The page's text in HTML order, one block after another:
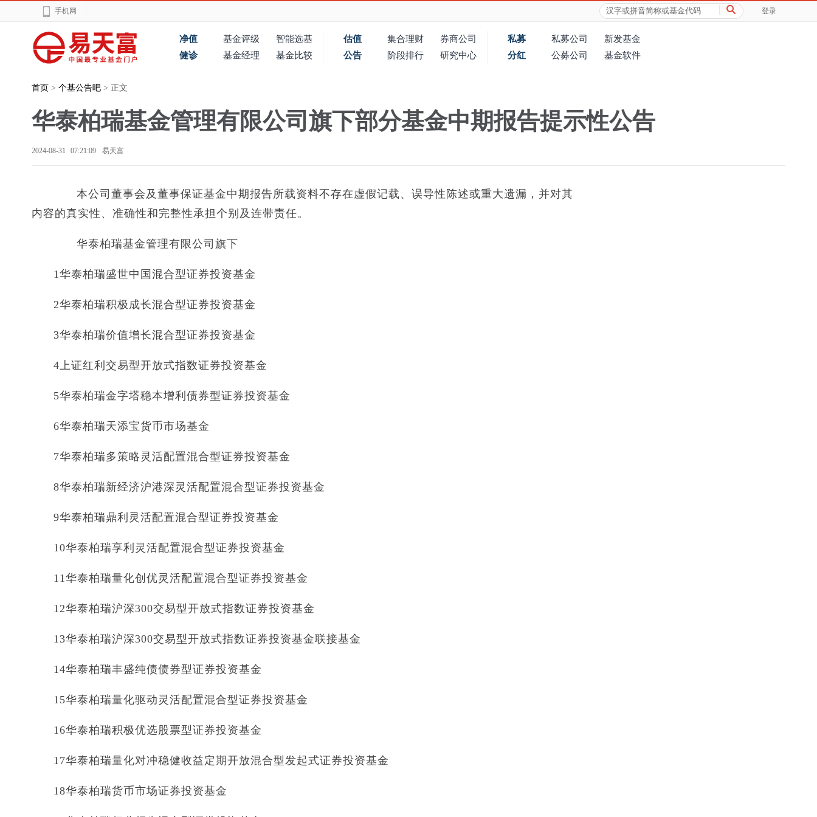
手机网 登录
净值 基金评级
智能选基
健诊
基金经理 基金比较
估值 集合理财
券商公司
公告
阶段排行 研究中心
私募 私募公司
新发基金
分红
公募公司 基金软件
首页 > 个基公告吧 > 正文
华泰柏瑞基金管理有限公司旗下部分基金中期报告提示性公告
2024-08-31 07:21:09 易天富
本公司董事会及董事保证基金中期报告所载资料不存在虚假记载、误导性陈述或重大遗漏，并对其
内容的真实性、准确性和完整性承担个别及连带责任。
华泰柏瑞基金管理有限公司旗下
1华泰柏瑞盛世中国混合型证券投资基金
2华泰柏瑞积极成长混合型证券投资基金
3华泰柏瑞价值增长混合型证券投资基金
4上证红利交易型开放式指数证券投资基金
5华泰柏瑞金字塔稳本增利债券型证券投资基金
6华泰柏瑞天添宝货币市场基金
7华泰柏瑞多策略灵活配置混合型证券投资基金
8华泰柏瑞新经济沪港深灵活配置混合型证券投资基金
9华泰柏瑞鼎利灵活配置混合型证券投资基金
10华泰柏瑞享利灵活配置混合型证券投资基金
11华泰柏瑞量化创优灵活配置混合型证券投资基金
12华泰柏瑞沪深300交易型开放式指数证券投资基金
13华泰柏瑞沪深300交易型开放式指数证券投资基金联接基金
14华泰柏瑞丰盛纯债债券型证券投资基金
15华泰柏瑞量化驱动灵活配置混合型证券投资基金
16华泰柏瑞积极优选股票型证券投资基金
17华泰柏瑞量化对冲稳健收益定期开放混合型发起式证券投资基金
18华泰柏瑞货币市场证券投资基金